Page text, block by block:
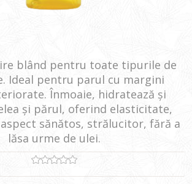
blând pentru toate tipurile de
Ideal pentru parul cu margini
Înmoaie, hidratează și
și părul, oferind elasticitate,
sănătos, strălucitor, fără a
lăsa urme de ulei.